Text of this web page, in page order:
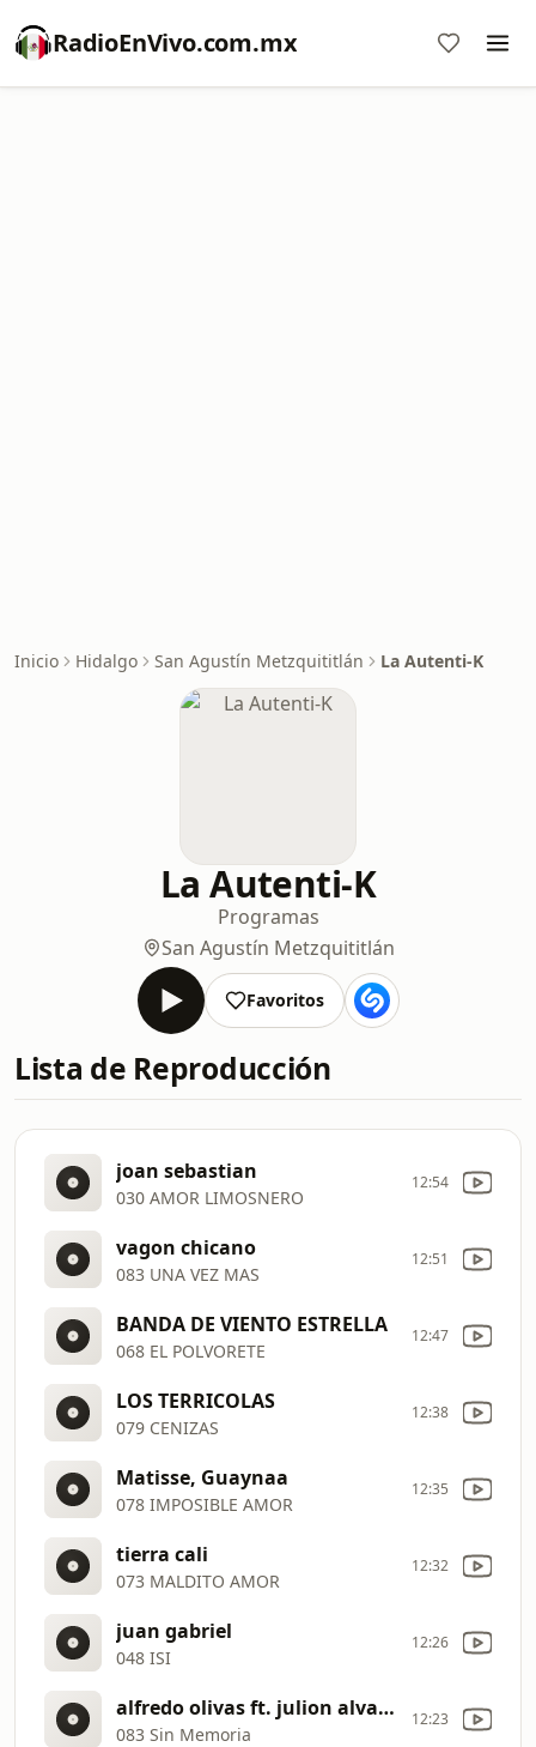
RadioEnVivo.com.mx
Inicio Hidalgo San Agustín Metzquititlán La Autenti-K
La Autenti-K
Programas
San Agustín Metzquititlán
Favoritos
Lista de Reproducción
joan sebastian
030 AMOR LIMOSNERO
12:54
vagon chicano
083 UNA VEZ MAS
12:51
BANDA DE VIENTO ESTRELLA
068 EL POLVORETE
12:47
LOS TERRICOLAS
079 CENIZAS
12:38
Matisse, Guaynaa
078 IMPOSIBLE AMOR
12:35
tierra cali
073 MALDITO AMOR
12:32
juan gabriel
048 ISI
12:26
alfredo olivas ft. julion alvarez
083 Sin Memoria
12:23